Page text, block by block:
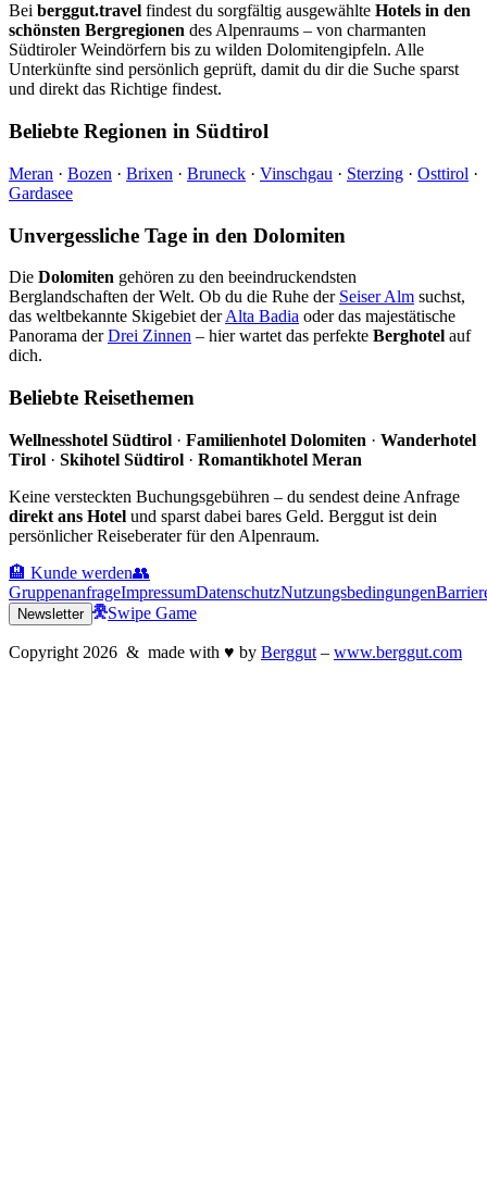
Bei berggut.travel findest du sorgfältig ausgewählte Hotels in den
schönsten Bergregionen des Alpenraums – von charmanten
Südtiroler Weindörfern bis zu wilden Dolomitengipfeln. Alle
Unterkünfte sind persönlich geprüft, damit du dir die Suche sparst
und direkt das Richtige findest.
Beliebte Regionen in Südtirol
Meran · Bozen · Brixen · Bruneck · Vinschgau · Sterzing · Osttirol ·
Gardasee
Unvergessliche Tage in den Dolomiten
Die Dolomiten gehören zu den beeindruckendsten
Berglandschaften der Welt. Ob du die Ruhe der Seiser Alm suchst,
das weltbekannte Skigebiet derAlta Badia oder das majestätische
Panorama derDrei Zinnen – hier wartet das perfekte Berghotel auf
dich.
Beliebte Reisethemen
Wellnesshotel Südtirol · Familienhotel Dolomiten · Wanderhotel
Tirol · Skihotel Südtirol · Romantikhotel Meran
Keine versteckten Buchungsgebühren – du sendest deine Anfrage
direkt ans Hotel und sparst dabei bares Geld. Berggut ist dein
persönlicher Reiseberater für den Alpenraum.
🏨 Kunde werden👥
GruppenanfrageImpressumDatenschutzNutzungsbedingungen
Newsletter Swipe Game
Copyright 2026 & made with ♥ by Berggut – www.berggut.com